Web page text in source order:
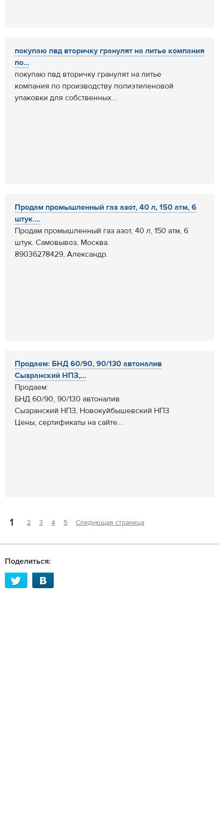
покупаю пвд вторичку гранулят на литье компания
по...
покупаю пвд вторичку гранулят на литье
компания по производству полиэтиленовой
упаковки для собственных...
Продам промышленный газ азот, 40 л, 150 атм, 6
штук....
Продам промышленный газ азот, 40 л, 150 атм, 6
штук. Самовывоз, Москва.
89036278429, Александр.
Продаем: БНД 60/90, 90/130 автоналив
Сызранский НПЗ,...
Продаем:
БНД 60/90, 90/130 автоналив
Сызранский НПЗ, Новокуйбышевский НПЗ
Цены, сертификаты на сайте...
1 2 3 4 5 Следующая страница
Поделиться: